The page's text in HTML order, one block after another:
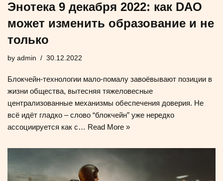
Энотека 9 декабря 2022: как DAO
может изменить образование и не
только
by admin 30.12.2022
Блокчейн-технологии мало-помалу завоёвывают позиции в
жизни общества, вытесняя тяжеловесные
централизованные механизмы обеспечения доверия. Не
всё идёт гладко – слово “блокчейн” уже нередко
ассоциируется как с… Read More »